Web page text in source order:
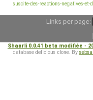
suscite-des-reactions-negatives-
Links per page:
Shaarli 0.0.41 beta modifiée -
database delicious clone. By